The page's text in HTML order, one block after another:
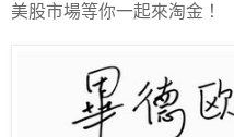
美股市場等你一起來淘金！